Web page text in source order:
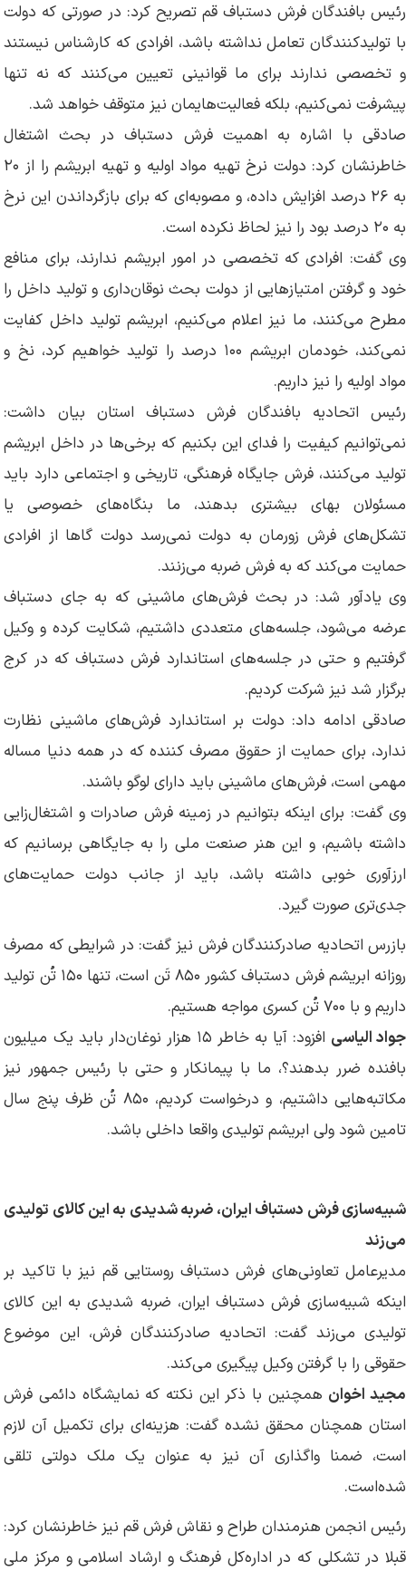
رئیس بافندگان فرش دستباف قم تصریح کرد: در صورتی که دولت
با تولیدکنندگان تعامل نداشته باشد، افرادی که کارشناس نیستند
و تخصصی ندارند برای ما قوانینی تعیین می‌کنند که نه تنها
پیشرفت نمی‌کنیم، بلکه فعالیت‌هایمان نیز متوقف خواهد شد.
صادقی با اشاره به اهمیت فرش دستباف در بحث اشتغال
خاطرنشان کرد: دولت نرخ تهیه مواد اولیه و تهیه ابریشم را از ۲۰
به ۲۶ درصد افزایش داده، و مصوبه‌ای که برای بازگرداندن این نرخ
به ۲۰ درصد بود را نیز لحاظ نکرده است.
وی گفت: افرادی که تخصصی در امور ابریشم ندارند، برای منافع
خود و گرفتن امتیازهایی از دولت بحث نوقان‌داری و تولید داخل را
مطرح می‌کنند، ما نیز اعلام می‌کنیم، ابریشم تولید داخل کفایت
نمی‌کند، خودمان ابریشم ۱۰۰ درصد را تولید خواهیم کرد، نخ و
مواد اولیه را نیز داریم.
رئیس اتحادیه بافندگان فرش دستباف استان بیان داشت:
نمی‌توانیم کیفیت را فدای این بکنیم که برخی‌ها در داخل ابریشم
تولید می‌کنند، فرش جایگاه فرهنگی، تاریخی و اجتماعی دارد باید
مسئولان بهای بیشتری بدهند، ما بنگاه‌های خصوصی یا
تشکل‌های فرش زورمان به دولت نمی‌رسد دولت گاها از افرادی
حمایت می‌کند که به فرش ضربه می‌زنند.
وی یادآور شد: در بحث فرش‌های ماشینی که به جای دستباف
عرضه می‌شود، جلسه‌های متعددی داشتیم، شکایت کرده و وکیل
گرفتیم و حتی در جلسه‌های استاندارد فرش دستباف که در کرج
برگزار شد نیز شرکت کردیم.
صادقی ادامه داد: دولت بر استاندارد فرش‌های ماشینی نظارت
ندارد، برای حمایت از حقوق مصرف کننده که در همه دنیا مساله
مهمی است، فرش‌های ماشینی باید دارای لوگو باشند.
وی گفت: برای اینکه بتوانیم در زمینه فرش صادرات و اشتغال‌زایی
داشته باشیم، و این هنر صنعت ملی را به جایگاهی برسانیم که
ارزآوری خوبی داشته باشد، باید از جانب دولت حمایت‌های
جدی‌تری صورت گیرد.
بازرس اتحادیه صادرکنندگان فرش نیز گفت: در شرایطی که مصرف
روزانه ابریشم فرش دستباف کشور ۸۵۰ تَن است، تنها ۱۵۰ تُن تولید
داریم و با ۷۰۰ تُن کسری مواجه هستیم.
جواد الیاسی
افزود: آیا به خاطر ۱۵ هزار نوغان‌دار باید یک میلیون
بافنده ضرر بدهند؟، ما با پیمانکار و حتی با رئیس جمهور نیز
مکاتبه‌هایی داشتیم، و درخواست کردیم، ۸۵۰ تُن ظرف پنج سال
تامین شود ولی ابریشم تولیدی واقعا داخلی باشد.
شبیه‌سازی فرش دستباف ایران، ضربه شدیدی به این کالای تولیدی
می‌زند
مدیرعامل تعاونی‌های فرش دستباف روستایی قم نیز با تاکید بر
اینکه شبیه‌سازی فرش دستباف ایران، ضربه شدیدی به این کالای
تولیدی می‌زند گفت: اتحادیه صادرکنندگان فرش، این موضوع
حقوقی را با گرفتن وکیل پیگیری می‌کند.
مجید اخوان همچنین با ذکر این نکته که نمایشگاه دائمی فرش
استان همچنان محقق نشده گفت: هزینه‌ای برای تکمیل آن لازم
است، ضمنا واگذاری آن نیز به عنوان یک ملک دولتی تلقی
شده‌است.
رئیس انجمن هنرمندان طراح و نقاش فرش قم نیز خاطرنشان کرد:
قبلا در تشکلی که در اداره‌کل فرهنگ و ارشاد اسلامی و مرکز ملی